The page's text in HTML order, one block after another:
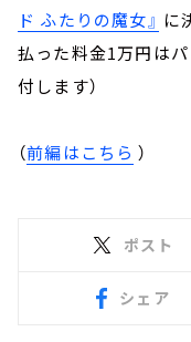
ド ふたりの魔女』 に
払った料金1万円は
付します）
（前編はこちら ）
ポスト
シェア